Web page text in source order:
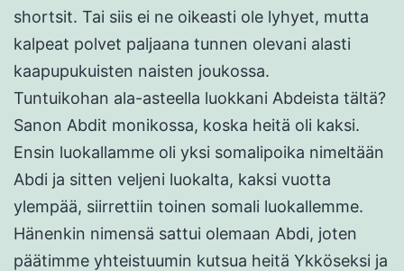
shortsit. Tai siis ei ne oikeasti ole lyhyet, mutta
kalpeat polvet paljaana tunnen olevani alasti
kaapupukuisten naisten joukossa.
Tuntuikohan ala-asteella luokkani Abdeista tältä?
Sanon Abdit monikossa, koska heitä oli kaksi.
Ensin luokallamme oli yksi somalipoika nimeltään
Abdi ja sitten veljeni luokalta, kaksi vuotta
ylempää, siirrettiin toinen somali luokallemme.
Hänenkin nimensä sattui olemaan Abdi, joten
päätimme yhteistuumin kutsua heitä Ykköseksi ja